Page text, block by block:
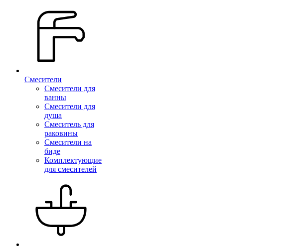
Смесители
Смесители для
ванны
Смесители для
душа
Смеситель для
раковины
Смесители на
биде
Комплектующие
для смесителей